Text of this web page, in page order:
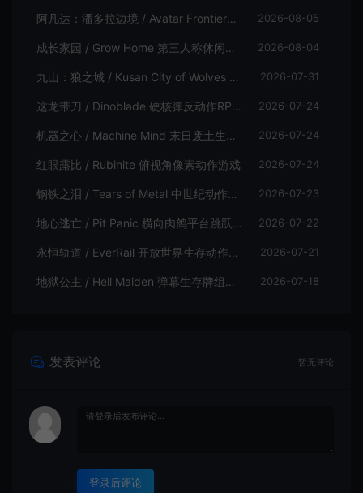
阿凡达：潘多拉边境 / Avatar Frontiers of Pandora 开放世界冒险游戏 2026-08-05
成长家园 / Grow Home 第三人称休闲动作游戏 2026-08-04
九山：狼之城 / Kusan City of Wolves 硬核俯视角动作游戏 2026-07-31
这龙带刀 / Dinoblade 硬核弹反动作RPG游戏 2026-07-24
机器之心 / Machine Mind 末日废土生存动作游戏 2026-07-24
红眼露比 / Rubinite 俯视角像素动作游戏 2026-07-24
钢铁之泪 / Tears of Metal 中世纪动作肉鸽游戏 2026-07-23
地心逃亡 / Pit Panic 横向肉鸽平台跳跃游戏 2026-07-22
永恒轨道 / EverRail 开放世界生存动作游戏 2026-07-21
地狱公主 / Hell Maiden 弹幕生存牌组动作游戏 2026-07-18
发表评论 暂无评论
登录后评论